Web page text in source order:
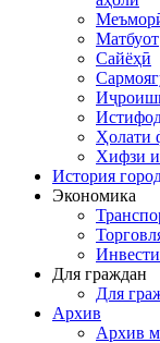
Матбуот
Сайёҳӣ
Ҳолати
Хифзи
История
Экономика
Для граждан
Для
Архив
Архив